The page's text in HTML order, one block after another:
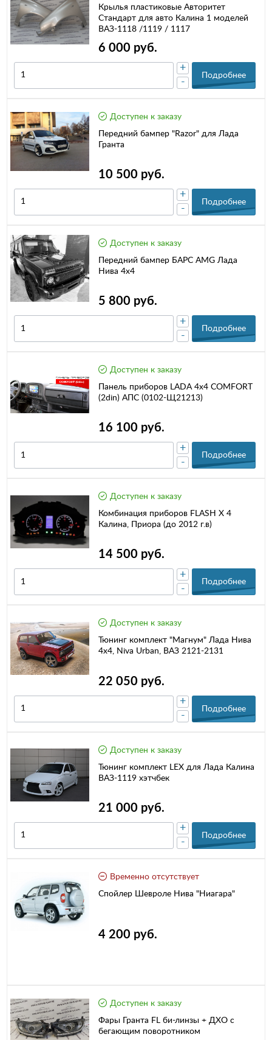
Крылья пластиковые Авторитет
Стандарт для авто Калина 1 моделей
ВАЗ-1118 /1119 / 1117
6 000 руб.
-
+
Подробнее
Доступен к заказу
Передний бампер "Razor" для Лада
Гранта
10 500 руб.
-
+
Подробнее
Доступен к заказу
Передний бампер БАРС AMG Лада
Нива 4х4
5 800 руб.
-
+
Подробнее
Доступен к заказу
Панель приборов LADA 4x4 COMFORT
(2din) АПС (0102-Щ21213)
16 100 руб.
-
+
Подробнее
Доступен к заказу
Комбинация приборов FLASH X 4
Калина, Приора (до 2012 г.в)
14 500 руб.
-
+
Подробнее
Доступен к заказу
Тюнинг комплект "Магнум" Лада Нива
4х4, Niva Urban, ВАЗ 2121-2131
22 050 руб.
-
+
Подробнее
Доступен к заказу
Тюнинг комплект LEX для Лада Калина
ВАЗ-1119 хэтчбек
21 000 руб.
-
+
Подробнее
Временно отсутствует
Спойлер Шевроле Нива "Ниагара"
4 200 руб.
Доступен к заказу
Фары Гранта FL би-линзы + ДХО с
бегающим поворотником